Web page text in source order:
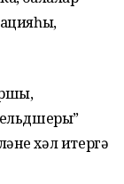
хәл итергә